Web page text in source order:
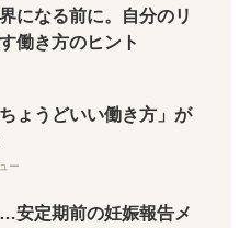
になる前に。自分のリ
働き方のヒント
ょうどいい働き方」が
ー
安定期前の妊娠報告メ